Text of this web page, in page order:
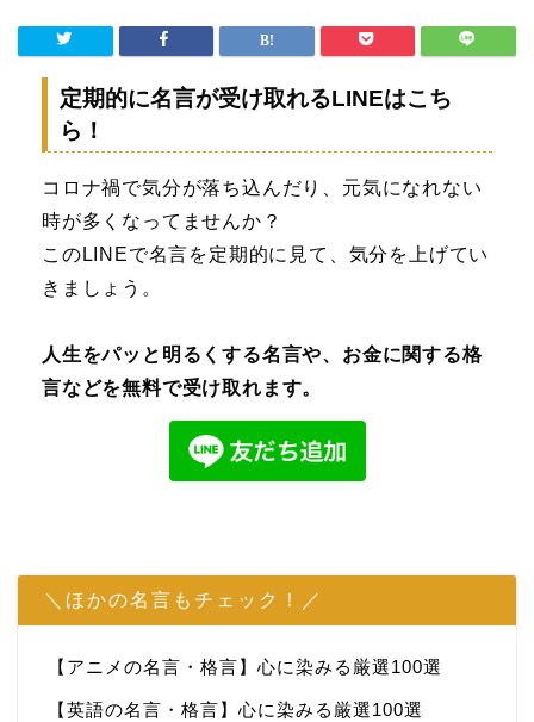
定期的に名言が受け取れるLINEはこち
ら！
コロナ禍で気分が落ち込んだり、元気になれない
時が多くなってませんか？
このLINEで名言を定期的に見て、気分を上げてい
きましょう。
人生をパッと明るくする名言や、お金に関する格
言などを無料で受け取れます。
＼ほかの名言もチェック！／
【アニメの名言・格言】心に染みる厳選100選
【英語の名言・格言】心に染みる厳選100選